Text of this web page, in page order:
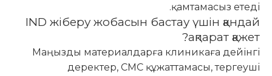
қамтамасыз етеді.
IND жіберу жобасын бастау үшін қандай
ақпарат қажет?
Маңызды материалдарға клиникаға дейінгі
деректер, CMC құжаттамасы, тергеуші